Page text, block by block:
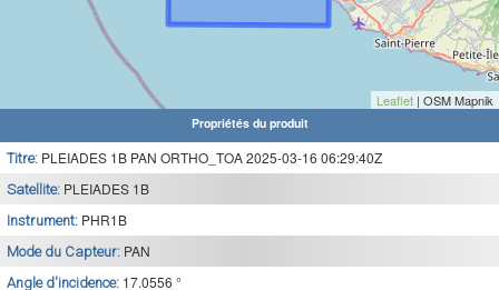
Leaflet | OSM Mapnik
Propriétés du produit
Titre: PLEIADES 1B PAN ORTHO_TOA 2025-03-16 06:29:40Z
Satellite: PLEIADES 1B
Instrument: PHR1B
Mode du Capteur: PAN
Angle d'incidence: 17.0556 °